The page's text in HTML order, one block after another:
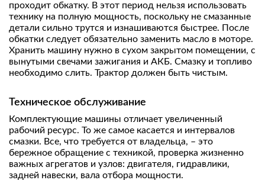
проходит обкатку. В этот период нельзя использовать
технику на полную мощность, поскольку не смазанные
детали сильно трутся и изнашиваются быстрее. После
обкатки следует обязательно заменить масло в моторе.
Хранить машину нужно в сухом закрытом помещении, с
вынутыми свечами зажигания и АКБ. Смазку и топливо
необходимо слить. Трактор должен быть чистым.
Техническое обслуживание
Комплектующие машины отличает увеличенный
рабочий ресурс. То же самое касается и интервалов
смазки. Все, что требуется от владельца, – это
бережное обращение с техникой, проверка жизненно
важных агрегатов и узлов: двигателя, гидравлики,
задней навески, вала отбора мощности.